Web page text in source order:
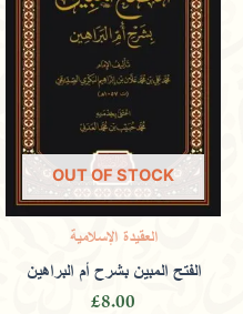
purchased this
OUT OF STOCK
العقيدة الإسلامية
الفتح المبين بشرح أم البراهين
£8.00